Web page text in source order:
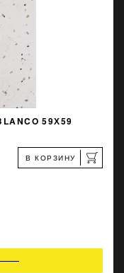
59Х59
В КОРЗИНУ